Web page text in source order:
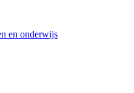
en onderwijs